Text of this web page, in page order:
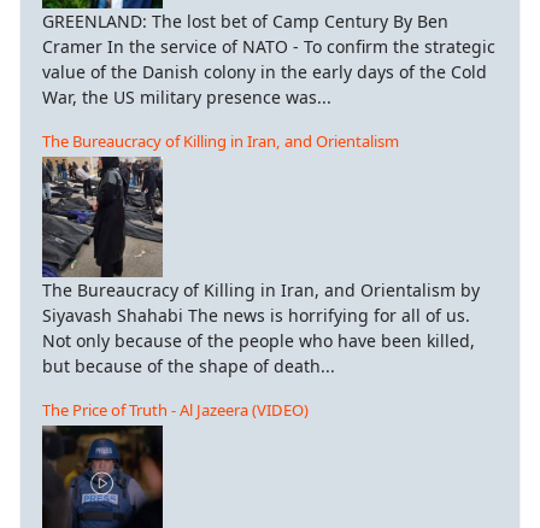
GREENLAND: The lost bet of Camp Century By Ben
Cramer In the service of NATO - To confirm the strategic
value of the Danish colony in the early days of the Cold
War, the US military presence was...
The Bureaucracy of Killing in Iran, and Orientalism
The Bureaucracy of Killing in Iran, and Orientalism by
Siyavash Shahabi The news is horrifying for all of us.
Not only because of the people who have been killed,
but because of the shape of death...
The Price of Truth - Al Jazeera (VIDEO)